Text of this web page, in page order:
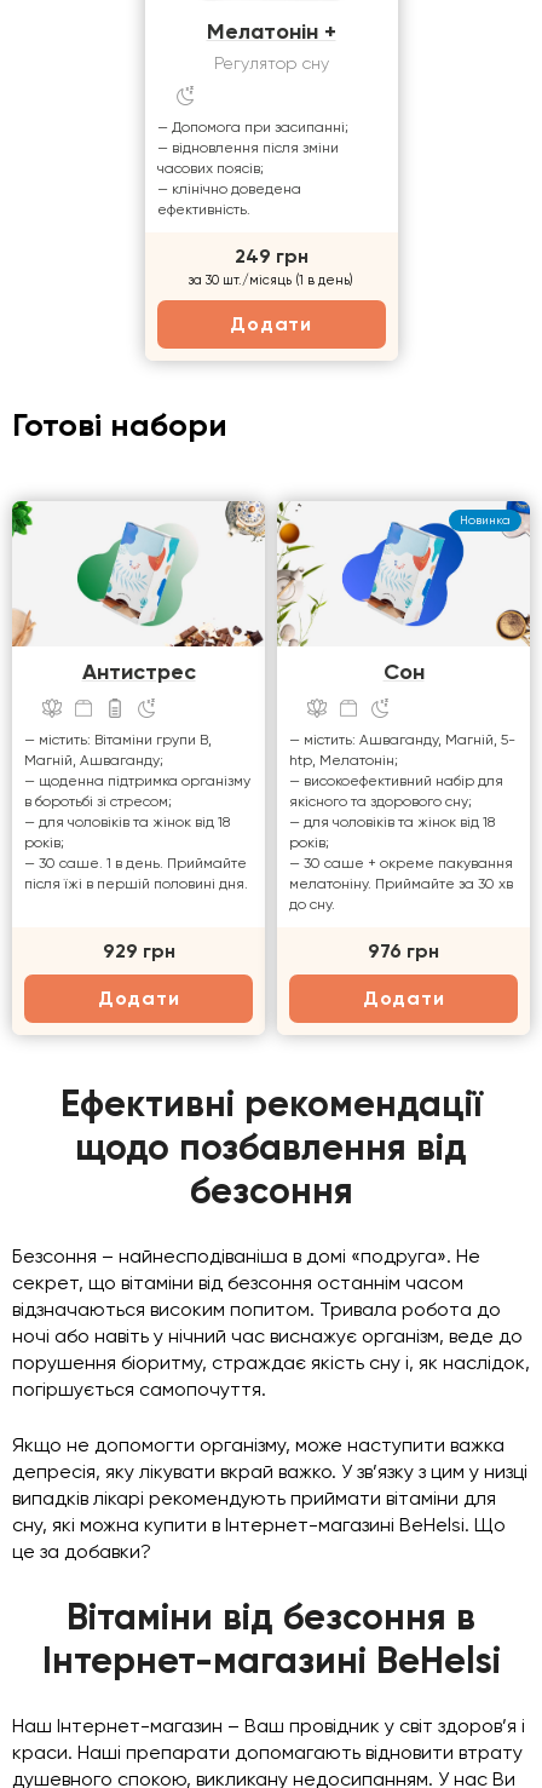
Мелатонін +
Регулятор сну
— Допомога при засипанні;
— відновлення після зміни
часових поясів;
— клінічно доведена
ефективність.
249 грн
за 30 шт./місяць (1 в день)
Додати
Готові набори
Антистрес
— містить: Вітаміни групи В,
Магній, Ашваганду;
— щоденна підтримка організму
в боротьбі зі стресом;
— для чоловіків та жінок від 18
років;
— 30 саше. 1 в день. Приймайте
після їжі в першій половині дня.
929 грн
Додати
Новинка
Сон
— містить: Ашваганду, Магній, 5-
htp, Мелатонін;
— високоефективний набір для
якісного та здорового сну;
— для чоловіків та жінок від 18
років;
— 30 саше + окреме пакування
мелатоніну. Приймайте за 30 хв
до сну.
976 грн
Додати
Ефективні рекомендації
щодо позбавлення від
безсоння
Безсоння – найнесподіваніша в домі «подруга». Не
секрет, що вітаміни від безсоння останнім часом
відзначаються високим попитом. Тривала робота до
ночі або навіть у нічний час виснажує організм, веде до
порушення біоритму, страждає якість сну і, як наслідок,
погіршується самопочуття.
Якщо не допомогти організму, може наступити важка
депресія, яку лікувати вкрай важко. У зв’язку з цим у низці
випадків лікарі рекомендують приймати вітаміни для
сну, які можна купити в Інтернет-магазині BeHelsi. Що
це за добавки?
Вітаміни від безсоння в
Інтернет-магазині BeHelsi
Наш Інтернет-магазин – Ваш провідник у світ здоров’я і
краси. Наші препарати допомагають відновити втрату
душевного спокою, викликану недосипанням. У нас Ви